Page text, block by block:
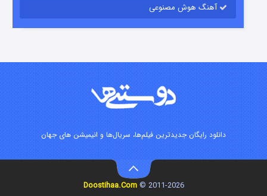
شوگر فصل ۲
خاندان اژدها فصل ۳
آهنگ هوش مصنوعی
دانلود رایگان جدیدترین فیلم‌ها، سریال‌ها و انیمیشن های جهان
2011-2026 ©
Doostihaa.Com